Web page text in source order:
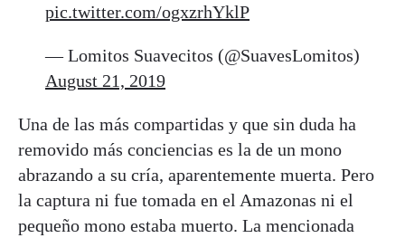
pic.twitter.com/ogxzrhYklP
— Lomitos Suavecitos (@SuavesLomitos)
August 21, 2019
Una de las más compartidas y que sin duda ha
removido más conciencias es la de un mono
abrazando a su cría, aparentemente muerta. Pero
la captura ni fue tomada en el Amazonas ni el
pequeño mono estaba muerto. La mencionada